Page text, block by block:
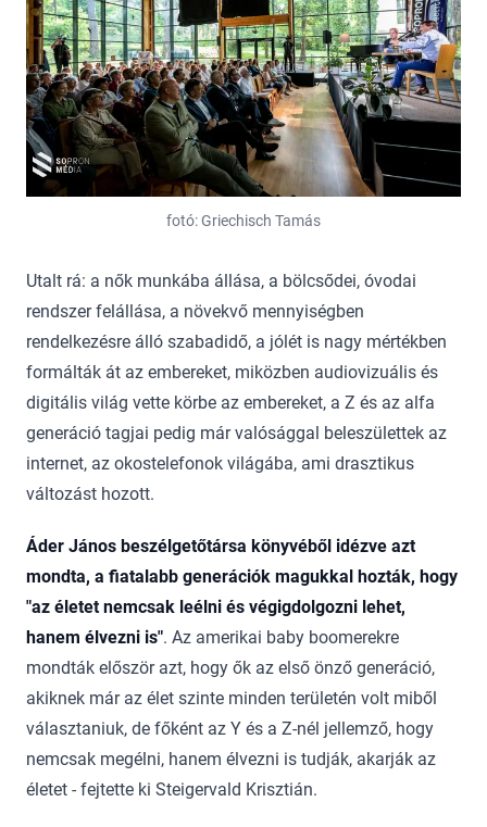
fotó: Griechisch Tamás
Utalt rá: a nők munkába állása, a bölcsődei, óvodai
rendszer felállása, a növekvő mennyiségben
rendelkezésre álló szabadidő, a jólét is nagy mértékben
formálták át az embereket, miközben audiovizuális és
digitális világ vette körbe az embereket, a Z és az alfa
generáció tagjai pedig már valósággal beleszülettek az
internet, az okostelefonok világába, ami drasztikus
változást hozott.
Áder János beszélgetőtársa könyvéből idézve azt
mondta, a fiatalabb generációk magukkal hozták, hogy
"az életet nemcsak leélni és végigdolgozni lehet,
hanem élvezni is". Az amerikai baby boomerekre
mondták először azt, hogy ők az első önző generáció,
akiknek már az élet szinte minden területén volt miből
választaniuk, de főként az Y és a Z-nél jellemző, hogy
nemcsak megélni, hanem élvezni is tudják, akarják az
életet - fejtette ki Steigervald Krisztián.